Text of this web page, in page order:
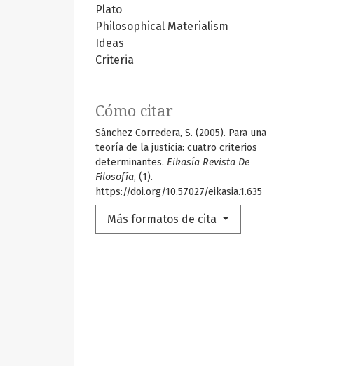
Plato
Philosophical Materialism
Ideas
Criteria
Cómo citar
Sánchez Corredera, S. (2005). Para una
teoría de la justicia: cuatro criterios
determinantes. Eikasía Revista De
Filosofía, (1).
https://doi.org/10.57027/eikasia.1.635
Más formatos de cita